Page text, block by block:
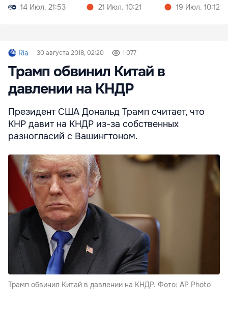
14 Июл. 21:53 21 Июл. 10:21 19 Июл. 10:12
Ria 30 августа 2018, 02:20 1 077
Трамп обвинил Китай в
давлении на КНДР
Президент США Дональд Трамп считает, что
КНР давит на КНДР из-за собственных
разногласий с Вашингтоном.
Трамп обвинил Китай в давлении на КНДР. Фото: AP Photo